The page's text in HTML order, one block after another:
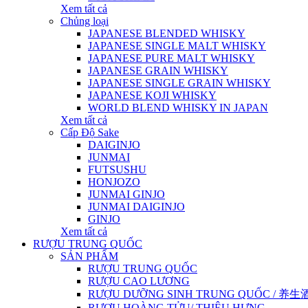
Xem tất cả
Chủng loại
JAPANESE BLENDED WHISKY
JAPANESE SINGLE MALT WHISKY
JAPANESE PURE MALT WHISKY
JAPANESE GRAIN WHISKY
JAPANESE SINGLE GRAIN WHISKY
JAPANESE KOJI WHISKY
WORLD BLEND WHISKY IN JAPAN
Xem tất cả
Cấp Độ Sake
DAIGINJO
JUNMAI
FUTSUSHU
HONJOZO
JUNMAI GINJO
JUNMAI DAIGINJO
GINJO
Xem tất cả
RƯỢU TRUNG QUỐC
SẢN PHẨM
RƯỢU TRUNG QUỐC
RƯỢU CAO LƯƠNG
RƯỢU DƯỠNG SINH TRUNG QUỐC / 养生